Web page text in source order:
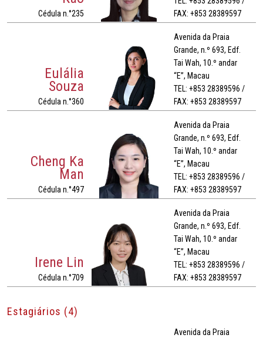
Cédula n.°235
FAX: +853 28389597
Eulália
Souza
Cédula n.°360
Avenida da Praia
Grande, n.º 693, Edf.
Tai Wah, 10.º andar
“E”, Macau
TEL: +853 28389596 /
FAX: +853 28389597
Cheng Ka
Man
Cédula n.°497
Avenida da Praia
Grande, n.º 693, Edf.
Tai Wah, 10.º andar
“E”, Macau
TEL: +853 28389596 /
FAX: +853 28389597
Irene Lin
Cédula n.°709
Avenida da Praia
Grande, n.º 693, Edf.
Tai Wah, 10.º andar
“E”, Macau
TEL: +853 28389596 /
FAX: +853 28389597
Estagiários (4)
Avenida da Praia